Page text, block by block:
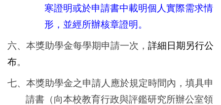
寒證明或於申請書中載明個人實際需求情
形，並經所辦核章證明 。
六、本獎助學金每學期申請一次， 詳細日期另行公
布。
七、本獎助學金之申請人應於規定時間內，填具申
請書（向本校教育行政與評鑑研究所辦公室領